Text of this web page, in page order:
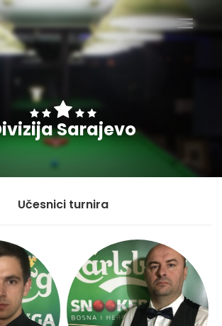
Sarajevo
Učesnici turnira